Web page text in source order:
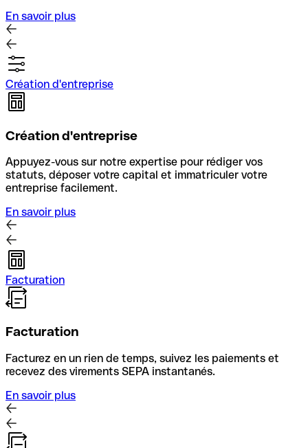
En savoir plus
Création d'entreprise
Création d'entreprise
Appuyez-vous sur notre expertise pour rédiger vos
statuts, déposer votre capital et immatriculer votre
entreprise facilement.
En savoir plus
Facturation
Facturation
Facturez en un rien de temps, suivez les paiements et
recevez des virements SEPA instantanés.
En savoir plus